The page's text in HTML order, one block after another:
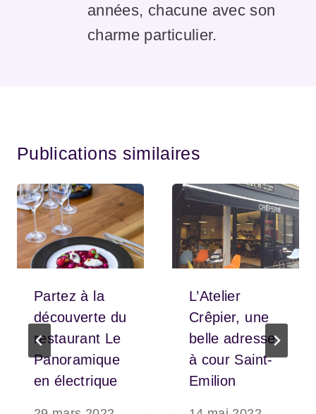
années, chacune avec son
charme particulier.
Publications similaires
Partez à la
découverte du
restaurant Le
Panoramique
en électrique
L’Atelier
Crêpier, une
belle adresse
à cour Saint-
Emilion